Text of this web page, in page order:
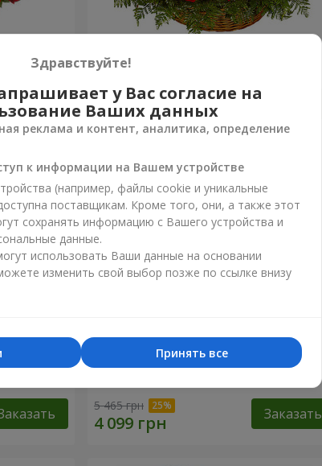
501 красная роза
49 271 грн
Корзина "С наилучшими
5 465 грн Заказать
Здравствуйте!
у Вас согласие на
Ваших данных
реклама и контент, аналитика, определение
к информации на Вашем устройстве
(например, файлы cookie и уникальные
поставщикам. Кроме того, они, а также этот
сохранять информацию с Вашего устройства и
данные.
использовать Ваши данные на основании
изменить свой выбор позже по ссылке внизу
Принять все